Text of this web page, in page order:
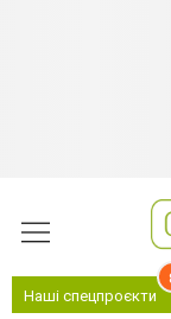
Наші спецпроєкти